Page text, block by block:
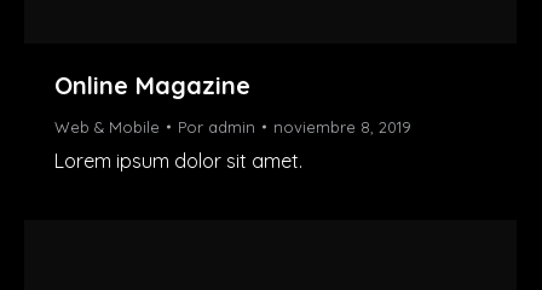
Online Magazine
Web & Mobile Por admin noviembre 8, 2019
Lorem ipsum dolor sit amet.